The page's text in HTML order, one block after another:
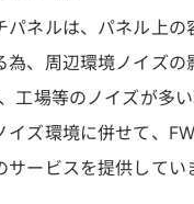
パネルは、パネル上の
為、周辺環境ノイズの
工場等のノイズが多
イズ環境に併せて、
サービスを提供してい